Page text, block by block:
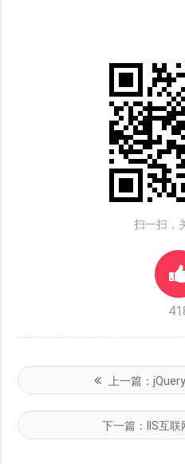
扫一扫，
上一篇：
下一篇： IIS互